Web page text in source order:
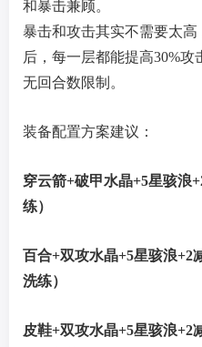
和暴击兼顾。
暴击和攻击其实不需要太
后，每一层都能提高30%攻
无回合数限制。
装备配置方案建议：
穿云箭+破甲水晶+5星骇浪
练）
百合+双攻水晶+5星骇浪+2
洗练）
皮鞋+双攻水晶+5星骇浪+2